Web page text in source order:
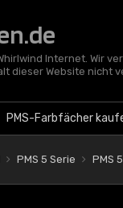
Internet. Wir
dieser Website nicht
PMS-Farbfächer
PMS 5 Serie PMS